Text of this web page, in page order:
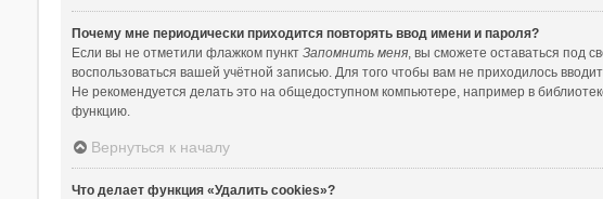
Почему мне периодически приходится повторять ввод имени и пароля?
Если вы не отметили флажком пункт Запомнить меня, вы сможете оставаться под
воспользоваться вашей учётной записью. Для того чтобы вам не приходилось
Не рекомендуется делать это на общедоступном компьютере, например в
функцию.
Вернуться к началу
Что делает функция «Удалить cookies»?